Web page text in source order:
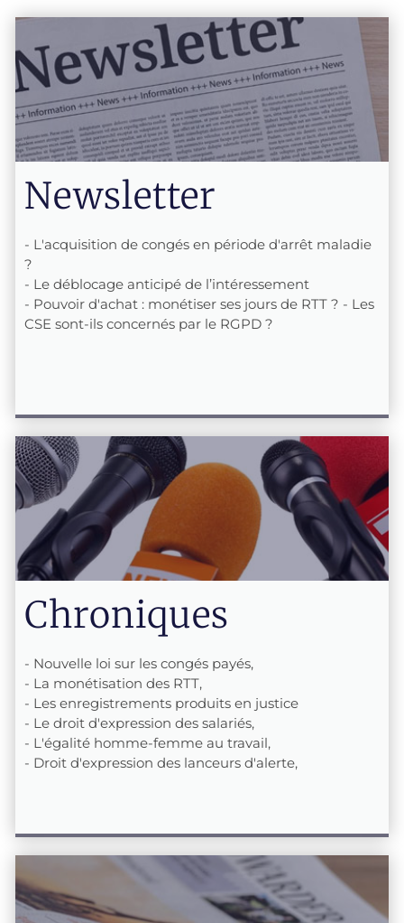
Newsletter
- L'acquisition de congés en période d'arrêt maladie
?
- Le déblocage anticipé de l’intéressement
- Pouvoir d'achat : monétiser ses jours de RTT ? - Les
CSE sont-ils concernés par le RGPD ?
Chroniques
- Nouvelle loi sur les congés payés,
- La monétisation des RTT,
- Les enregistrements produits en justice
- Le droit d'expression des salariés,
- L'égalité homme-femme au travail,
- Droit d'expression des lanceurs d'alerte,